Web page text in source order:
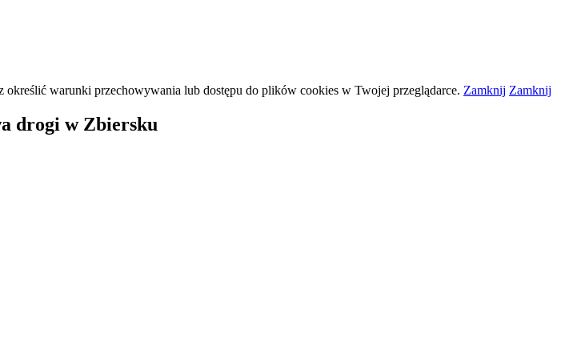
określić warunki przechowywania lub dostępu do plików cookies w Twojej przeglądarce. Zamknij Zamknij
drogi w Zbiersku